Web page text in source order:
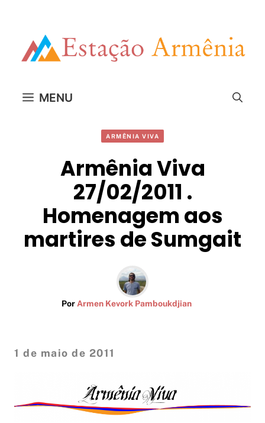
MENU
ARMÊNIA VIVA
Armênia Viva
27/02/2011 .
Homenagem aos
martires de Sumgait
PorArmen Kevork Pamboukdjian
1 de maio de 2011